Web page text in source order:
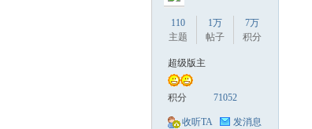
110
主题
1万
帖子
7万
积分
超级版主
积分 71052
收听TA 发消息